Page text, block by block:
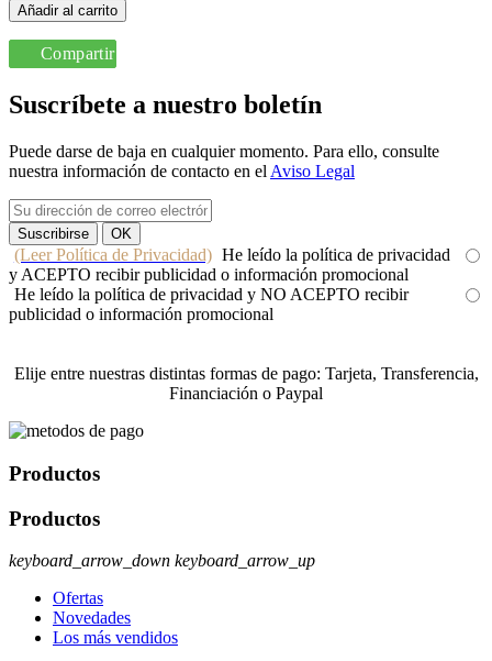
Añadir al carrito
Compartir
Suscríbete a nuestro boletín
Puede darse de baja en cualquier momento. Para ello, consulte
nuestra información de contacto en el Aviso Legal
(Leer Política de Privacidad) He leído la política de privacidad
y ACEPTO recibir publicidad o información promocional
He leído la política de privacidad y NO ACEPTO recibir
publicidad o información promocional
Elije entre nuestras distintas formas de pago: Tarjeta, Transferencia,
Financiación o Paypal
Productos
Productos
keyboard_arrow_down keyboard_arrow_up
Ofertas
Novedades
Los más vendidos